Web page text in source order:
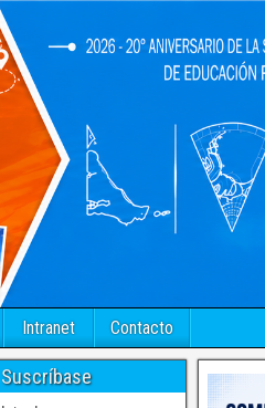
Intranet Contacto
Suscríbase